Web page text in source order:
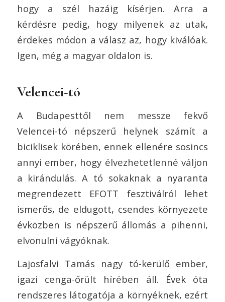
hogy a szél hazáig kísérjen. Arra a
kérdésre pedig, hogy milyenek az utak,
érdekes módon a válasz az, hogy kiválóak.
Igen, még a magyar oldalon is.
Velencei-tó
A Budapesttől nem messze fekvő
Velencei-tó népszerű helynek számít a
biciklisek körében, ennek ellenére sosincs
annyi ember, hogy élvezhetetlenné váljon
a kirándulás. A tó sokaknak a nyaranta
megrendezett EFOTT fesztiválról lehet
ismerős, de eldugott, csendes környezete
évközben is népszerű állomás a pihenni,
elvonulni vágyóknak.
Lajosfalvi Tamás nagy tó-kerülő ember,
igazi cenga-őrült hírében áll. Évek óta
rendszeres látogatója a környéknek, ezért